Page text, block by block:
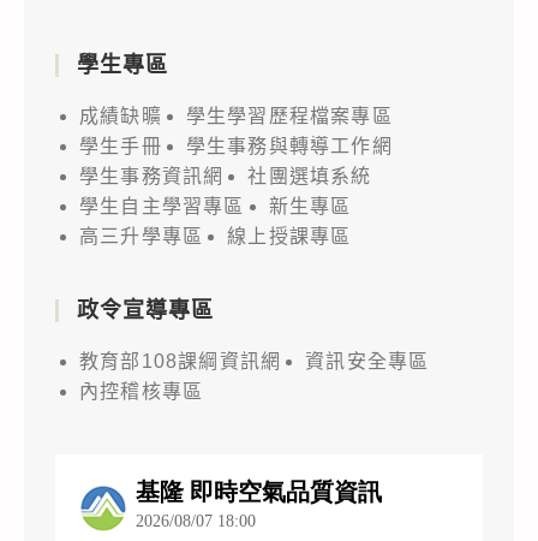
學生專區
成績缺曠
學生學習歷程檔案專區
學生手冊
學生事務與轉導工作網
學生事務資訊網
社團選填系統
學生自主學習專區
新生專區
高三升學專區
線上授課專區
政令宣導專區
教育部108課綱資訊網
資訊安全專區
內控稽核專區